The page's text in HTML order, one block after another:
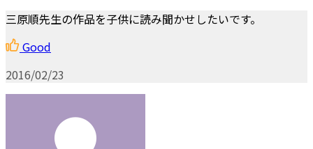
三原順先生の作品を子供に読み聞かせしたいです。
Good
2016/02/23